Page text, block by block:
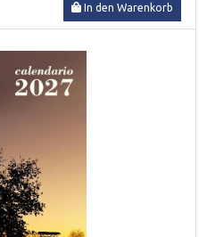
In den Warenkorb